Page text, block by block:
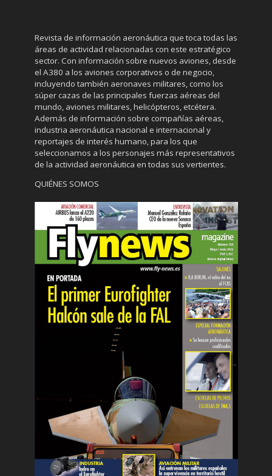
Revista de información aeronáutica que toca todas las
áreas de actividad relacionadas con este estratégico
sector. Con información sobre nuevos aviones, desde
el A380 a los aviones corporativos o de negocio,
incluyendo también aeronaves militares, como los
súper cazas de las principales fuerzas aéreas del
mundo, aviones militares, helicópteros, etcétera.
Además de información sobre compañías aéreas,
industria aeronáutica nacional e internacional y
reportajes de interés humano, para los que
seleccionamos a los personajes más representativos
de la actividad aeronáutica en todas sus vertientes.
QUIÉNES SOMOS